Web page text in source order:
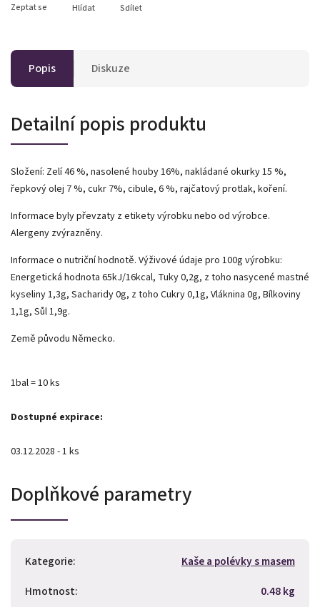
Zeptat se Hlídat Sdílet
Popis Diskuze
Detailní popis produktu
Složení: Zelí 46 %, nasolené houby 16%, nakládané okurky 15 %,
řepkový olej 7 %, cukr 7%, cibule, 6 %, rajčatový protlak, koření.
Informace byly převzaty z etikety výrobku nebo od výrobce.
Alergeny zvýrazněny.
Informace o nutriční hodnotě. Výživové údaje pro 100g výrobku:
Energetická hodnota 65kJ/16kcal, Tuky 0,2g, z toho nasycené mastné
kyseliny 1,3g, Sacharidy 0g, z toho Cukry 0,1g, Vláknina 0g, Bílkoviny
1,1g, Sůl 1,9g.
Země původu Německo.
1bal = 10 ks
Dostupné expirace:
03.12.2028 - 1 ks
Doplňkové parametry
Kategorie:
Kaše a polévky s masem
Hmotnost:
0.48 kg